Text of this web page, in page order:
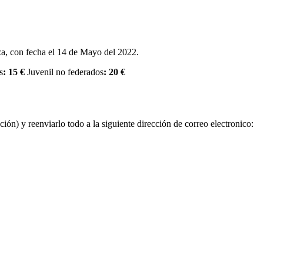
con fecha el 14 de Mayo del 2022.
: 15 € Juvenil no federados: 20 €
y reenviarlo todo a la siguiente dirección de correo electronico: